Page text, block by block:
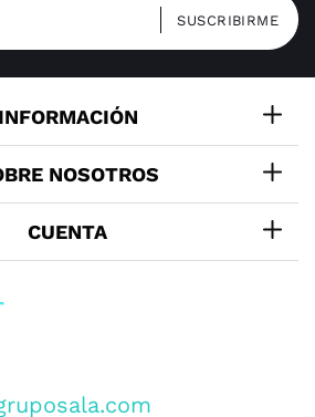
INFORMACIÓN
NOSOTROS
CUENTA